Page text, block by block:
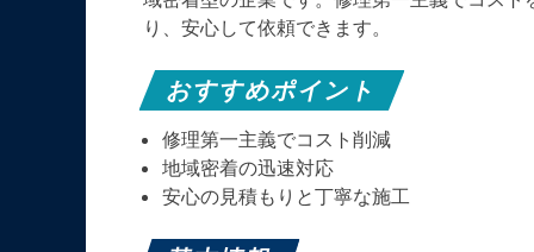
り、安心して依頼できます。​
おすすめポイント
修理第一主義でコスト削減
地域密着の迅速対応
安心の見積もりと丁寧な施工